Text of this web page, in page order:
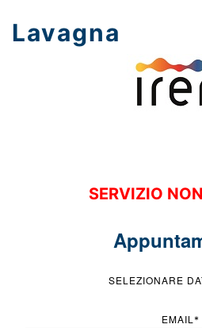
Lavagna
SERVIZIO
SELEZIONARE
EMAIL *